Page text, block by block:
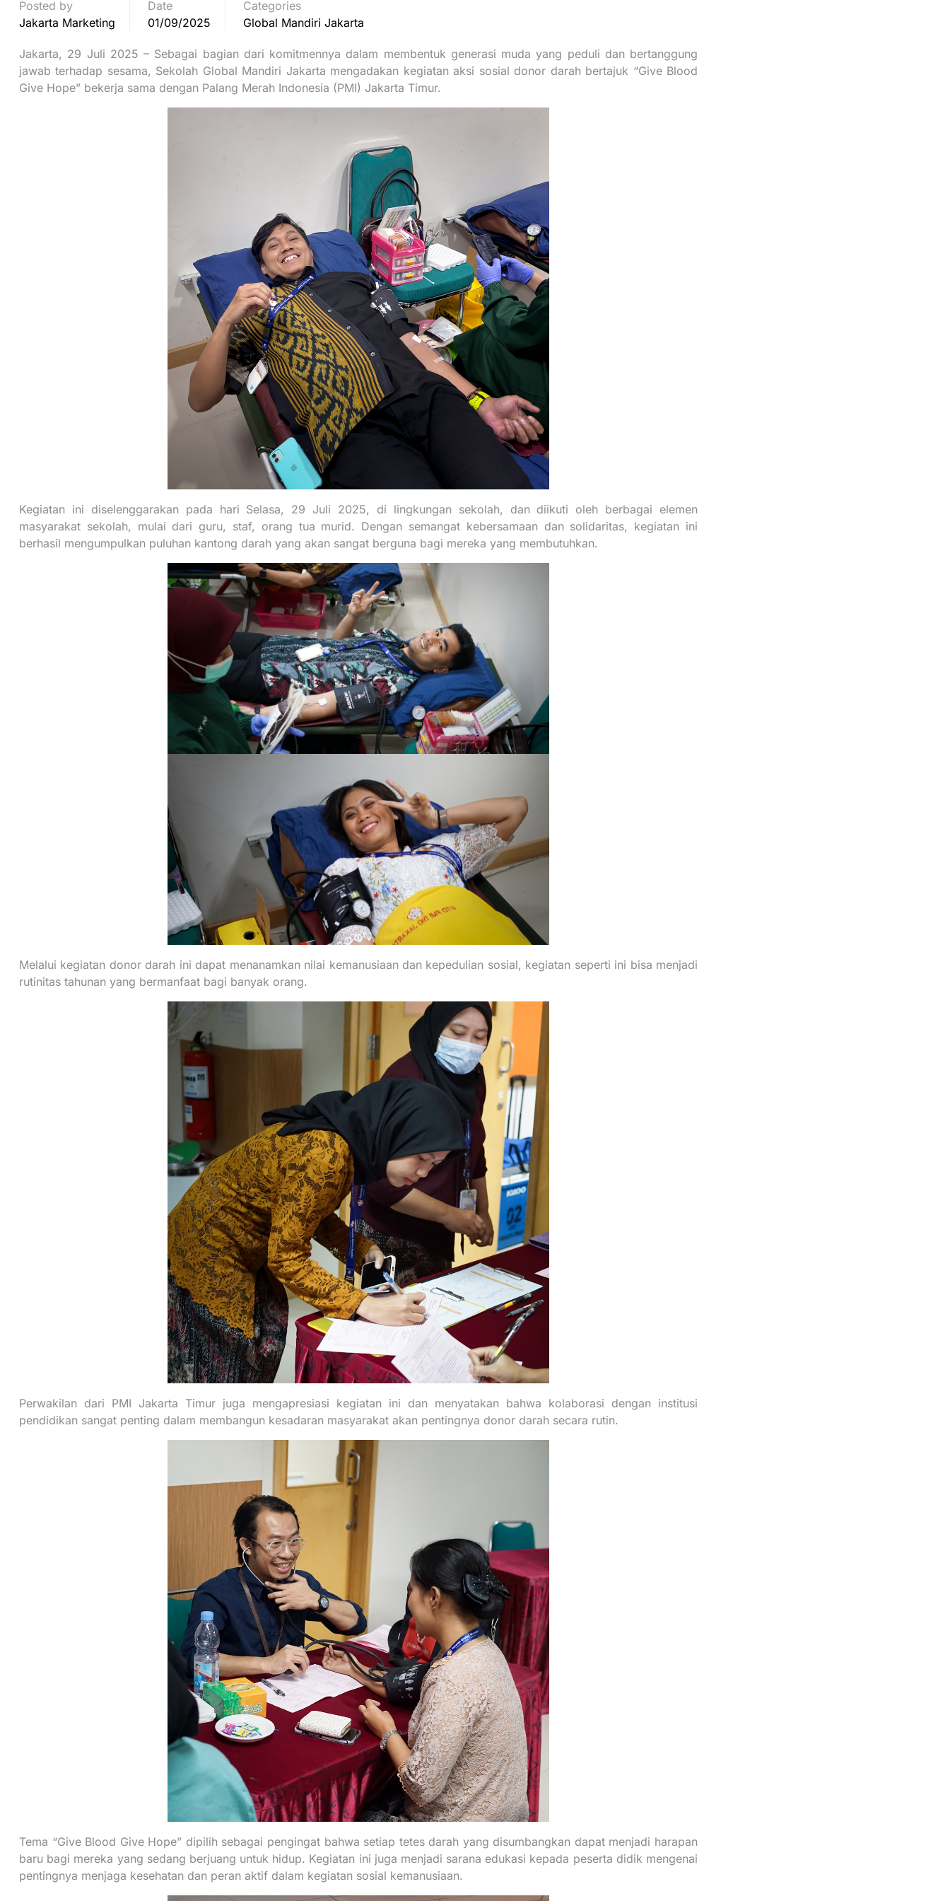
Posted by
Jakarta Marketing
Date
01/09/2025
Categories
Global Mandiri Jakarta
Jakarta, 29 Juli 2025 – Sebagai bagian dari komitmennya dalam membentuk generasi muda yang peduli dan bertanggung
jawab terhadap sesama, Sekolah Global Mandiri Jakarta mengadakan kegiatan aksi sosial donor darah bertajuk “Give Blood
Give Hope” bekerja sama dengan Palang Merah Indonesia (PMI) Jakarta Timur.
Kegiatan ini diselenggarakan pada hari Selasa, 29 Juli 2025, di lingkungan sekolah, dan diikuti oleh berbagai elemen
masyarakat sekolah, mulai dari guru, staf, orang tua murid. Dengan semangat kebersamaan dan solidaritas, kegiatan ini
berhasil mengumpulkan puluhan kantong darah yang akan sangat berguna bagi mereka yang membutuhkan.
Melalui kegiatan donor darah ini dapat menanamkan nilai kemanusiaan dan kepedulian sosial, kegiatan seperti ini bisa menjadi
rutinitas tahunan yang bermanfaat bagi banyak orang.
Perwakilan dari PMI Jakarta Timur juga mengapresiasi kegiatan ini dan menyatakan bahwa kolaborasi dengan institusi
pendidikan sangat penting dalam membangun kesadaran masyarakat akan pentingnya donor darah secara rutin.
Tema “Give Blood Give Hope” dipilih sebagai pengingat bahwa setiap tetes darah yang disumbangkan dapat menjadi harapan
baru bagi mereka yang sedang berjuang untuk hidup. Kegiatan ini juga menjadi sarana edukasi kepada peserta didik mengenai
pentingnya menjaga kesehatan dan peran aktif dalam kegiatan sosial kemanusiaan.